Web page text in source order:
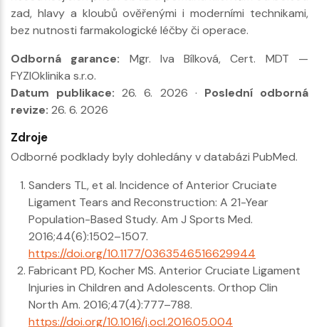
zad, hlavy a kloubů ověřenými i moderními technikami,
bez nutnosti farmakologické léčby či operace.
Odborná garance: Mgr. Iva Bílková, Cert. MDT —
FYZIOklinika s.r.o.
Datum publikace: 26. 6. 2026 · Poslední odborná
revize: 26. 6. 2026
Zdroje
Odborné podklady byly dohledány v databázi PubMed.
Sanders TL, et al. Incidence of Anterior Cruciate
Ligament Tears and Reconstruction: A 21-Year
Population-Based Study. Am J Sports Med.
2016;44(6):1502–1507.
https://doi.org/10.1177/0363546516629944
Fabricant PD, Kocher MS. Anterior Cruciate Ligament
Injuries in Children and Adolescents. Orthop Clin
North Am. 2016;47(4):777–788.
https://doi.org/10.1016/j.ocl.2016.05.004